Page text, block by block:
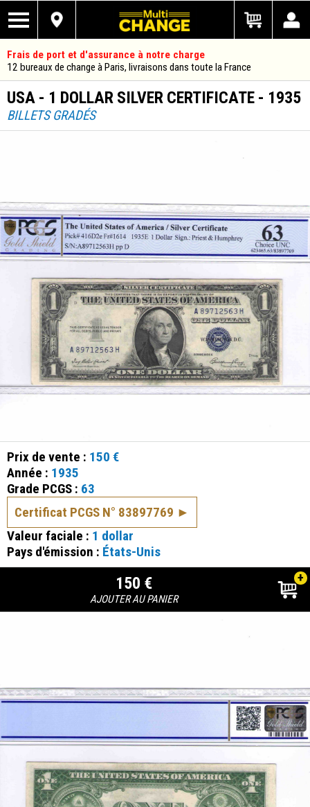
Frais de port et d'assurance à notre charge
12 bureaux de change à Paris, livraisons dans toute la France
USA - 1 DOLLAR SILVER CERTIFICATE - 1935
BILLETS GRADÉS
Prix de vente : 150 €
Année : 1935
Grade PCGS : 63
Certificat PCGS N° 83897769
Valeur faciale : 1 dollar
Pays d'émission : États-Unis
150 €
AJOUTER AU PANIER
+